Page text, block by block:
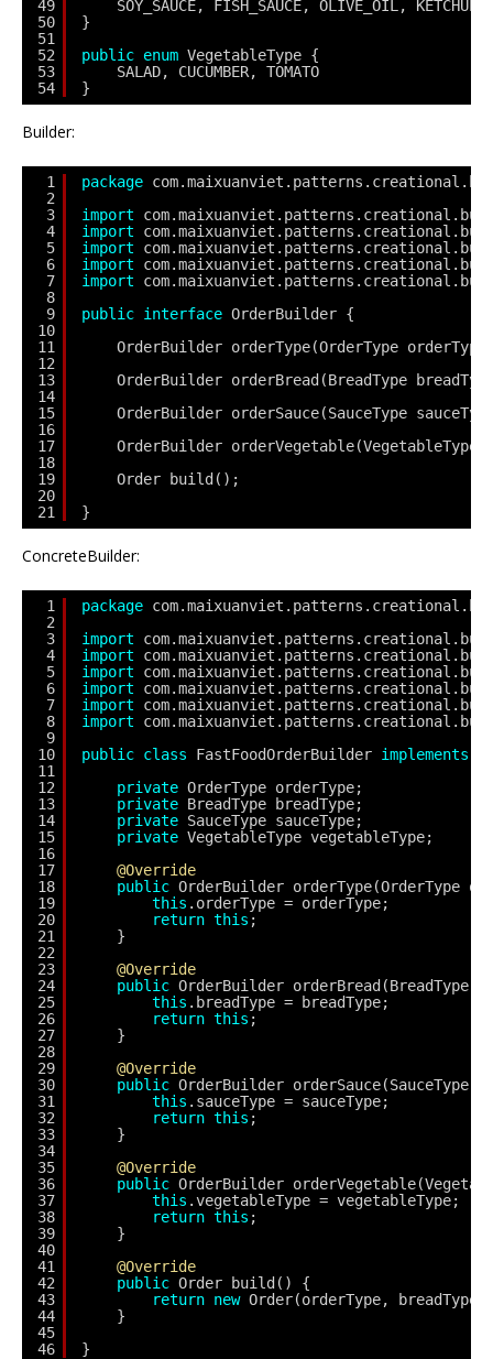
49
50
51
52
53
54
SOY_SAUCE, FISH_SAUCE, OLIVE_OIL, KETCHUP,
}
public enum VegetableType {
SALAD, CUCUMBER, TOMATO
}
Builder:
1
2
3
4
5
6
7
8
9
10
11
12
13
14
15
16
17
18
19
20
21
package
import
import
import
import
import
public interface OrderBuilder {
OrderBuilder orderType(OrderType
OrderBuilder orderBread(BreadType
OrderBuilder orderSauce(SauceType
OrderBuilder orderVegetable(VegetableType
Order build();
}
ConcreteBuilder:
1
2
3
4
5
6
7
8
9
10
11
12
13
14
15
16
17
18
19
20
21
22
23
24
25
26
27
28
29
30
31
32
33
34
35
36
37
38
39
40
41
42
43
44
45
46
package
import
import
import
import
import
import
public class FastFoodOrderBuilder implements
private OrderType orderType;
private BreadType breadType;
private SauceType sauceType;
private VegetableType vegetableType;
@Override
public OrderBuilder orderType(OrderType
this .orderType = orderType;
return this ;
}
@Override
public OrderBuilder orderBread(BreadType
this .breadType = breadType;
return this ;
}
@Override
public OrderBuilder orderSauce(SauceType
this .sauceType = sauceType;
return this ;
}
@Override
public OrderBuilder
this .vegetableType = vegetableType;
return this ;
}
@Override
public Order build() {
return new Order(orderType,
}
}